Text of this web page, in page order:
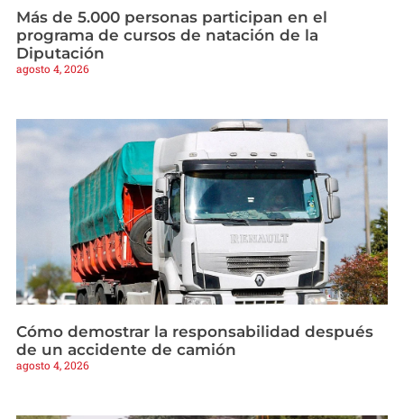
Más de 5.000 personas participan en el
programa de cursos de natación de la
Diputación
agosto 4, 2026
Cómo demostrar la responsabilidad después
de un accidente de camión
agosto 4, 2026